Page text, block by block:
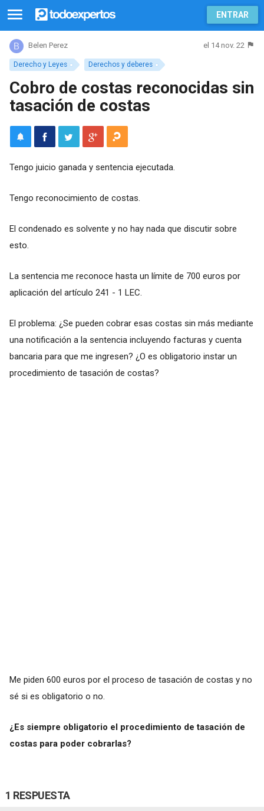
ENTRAR
Derecho y Leyes Derechos y deberes
Belen Perez el 14 nov. 22
Cobro de costas reconocidas sin
tasación de costas
Tengo juicio ganada y sentencia ejecutada.
Tengo reconocimiento de costas.
El condenado es solvente y no hay nada que discutir sobre
esto.
La sentencia me reconoce hasta un límite de 700 euros por
aplicación del artículo 241 - 1 LEC.
El problema: ¿Se pueden cobrar esas costas sin más mediante
una notificación a la sentencia incluyendo facturas y cuenta
bancaria para que me ingresen? ¿O es obligatorio instar un
procedimiento de tasación de costas?
Me piden 600 euros por el proceso de tasación de costas y no
sé si es obligatorio o no.
¿Es siempre obligatorio el procedimiento de tasación de
costas para poder cobrarlas?
1 RESPUESTA